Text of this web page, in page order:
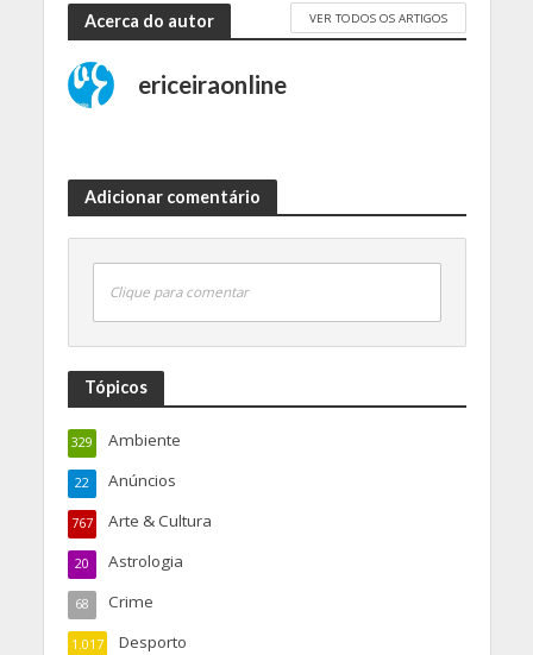
Acerca do autor VER TODOS OS ARTIGOS
ericeiraonline
Adicionar comentário
Clique para comentar
Tópicos
Ambiente
329
Anúncios
22
Arte & Cultura
767
Astrologia
20
Crime
68
Desporto
1.017